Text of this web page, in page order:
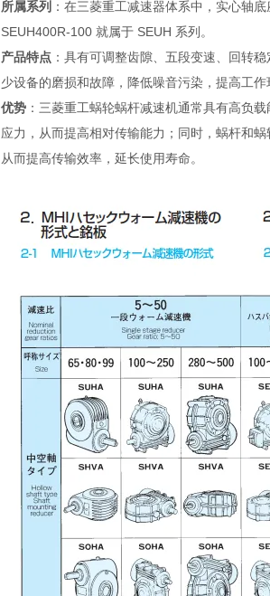
所属系列 ：在三菱重工减速器体系中，实心轴
SEUH400R-100 就属于 SEUH 系列。
产品特点 ：具有可调整齿隙、五段变速、回转
少设备的磨损和故障，降低噪音污染，提高工作
优势 ：三菱重工蜗轮蜗杆减速机通常具有高负
应力，从而提高相对传输能力；同时，蜗杆和
从而提高传输效率，延长使用寿命。